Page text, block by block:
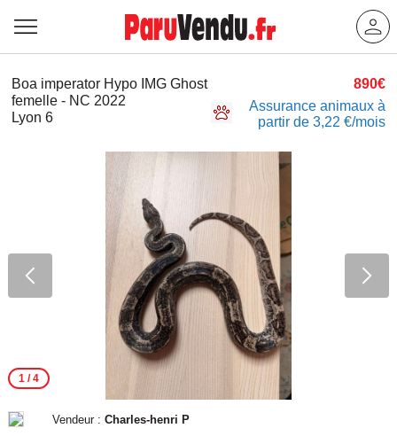
Boa imperator Hypo IMG Ghost
femelle - NC 2022
Lyon 6
890€
Assurance animaux à
partir de 3,22 €/mois
1/ 4
Vendeur : Charles-henri P